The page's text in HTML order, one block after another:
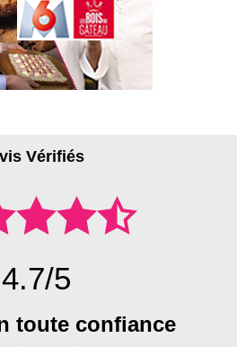
Vérifiés
4.7/5
toute confiance